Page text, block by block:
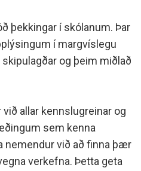
þekkingar í skólanum. Þar
í margvíslegu
og þeim miðlað
allar kennslugreinar og
sem kenna
nemendur við að finna þær
verkefna. Þetta geta